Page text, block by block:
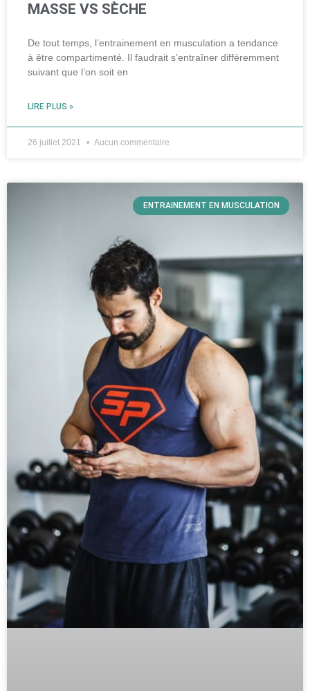
MASSE VS SÈCHE
De tout temps, l’entrainement en musculation a tendance
à être compartimenté. Il faudrait s’entraîner différemment
suivant que l’on soit en
LIRE PLUS »
26 juillet 2021 Aucun commentaire
ENTRAINEMENT EN MUSCULATION